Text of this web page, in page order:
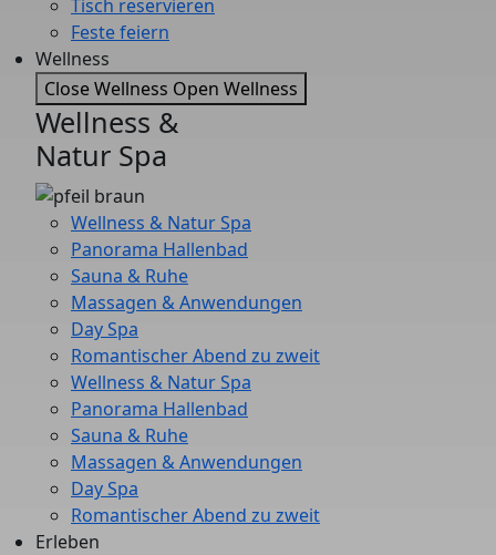
Tisch reservieren
Feste feiern
Wellness
Close Wellness Open Wellness
Wellness &
Natur Spa
Wellness & Natur Spa
Panorama Hallenbad
Sauna & Ruhe
Massagen & Anwendungen
Day Spa
Romantischer Abend zu zweit
Wellness & Natur Spa
Panorama Hallenbad
Sauna & Ruhe
Massagen & Anwendungen
Day Spa
Romantischer Abend zu zweit
Erleben